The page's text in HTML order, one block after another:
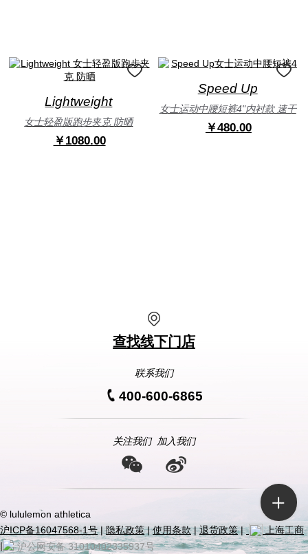
Lightweight
女士轻盈版跑步夹克 防晒
￥1080.00
Speed Up
女士运动中腰短裤4"内衬款 速干
￥480.00
查找线下门店
联系我们
400-600-6865
关注我们 加入我们
© lululemon athletica
沪ICP备16047568-1号|隐私政策|使用条款|退货政策|
上海工商
|
沪公网安备 31010402335937号